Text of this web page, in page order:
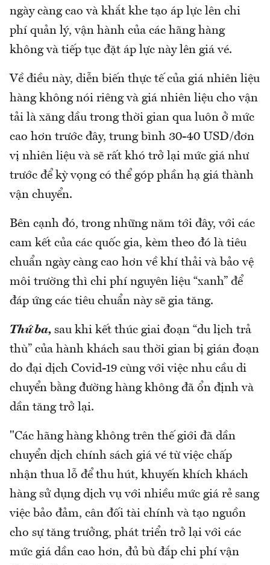
ngày càng cao và khắt khe tạo áp lực lên chi
phí quản lý, vận hành của các hãng hàng
không và tiếp tục đặt áp lực này lên giá vé.
Về điều này, diễn biến thực tế của giá nhiên liệu
hàng không nói riêng và giá nhiên liệu cho vận
tải là xăng dầu trong thời gian qua luôn ở mức
cao hơn trước đây, trung bình 30-40 USD/đơn
vị nhiên liệu và sẽ rất khó trở lại mức giá như
trước để kỳ vọng có thể góp phần hạ giá thành
vận chuyển.
Bên cạnh đó, trong những năm tới đây, với các
cam kết của các quốc gia, kèm theo đó là tiêu
chuẩn ngày càng cao hơn về khí thải và bảo vệ
môi trường thì chi phí nguyên liệu “xanh” để
đáp ứng các tiêu chuẩn này sẽ gia tăng.
Thứ ba, sau khi kết thúc giai đoạn “du lịch trả
thù” của hành khách sau thời gian bị gián đoạn
do đại dịch Covid-19 cùng với việc nhu cầu di
chuyển bằng đường hàng không đã ổn định và
dần tăng trở lại.
"Các hãng hàng không trên thế giới đã dần
chuyển dịch chính sách giá vé từ việc chấp
nhận thua lỗ để thu hút, khuyến khích khách
hàng sử dụng dịch vụ với nhiều mức giá rẻ sang
việc bảo đảm, cân đối tài chính và tạo nguồn
cho sự tăng trưởng, phát triển trở lại với các
mức giá dần cao hơn, đủ bù đắp chi phí vận